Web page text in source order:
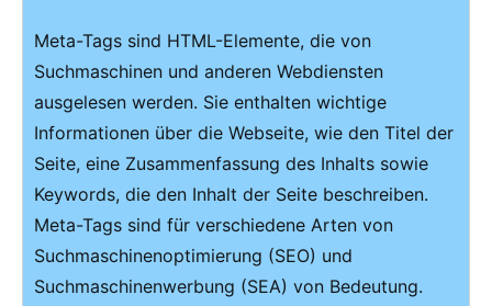
Meta-Tags sind HTML-Elemente, die von
Suchmaschinen und anderen Webdiensten
ausgelesen werden. Sie enthalten wichtige
Informationen über die Webseite, wie den Titel der
Seite, eine Zusammenfassung des Inhalts sowie
Keywords, die den Inhalt der Seite beschreiben.
Meta-Tags sind für verschiedene Arten von
Suchmaschinenoptimierung (SEO) und
Suchmaschinenwerbung (SEA) von Bedeutung.